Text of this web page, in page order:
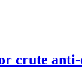
crute